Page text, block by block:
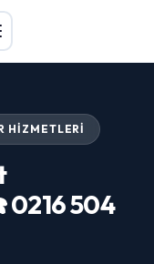
HIZMETLERI
504